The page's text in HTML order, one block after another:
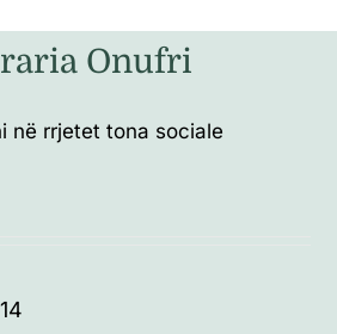
Onufri
në rrjetet tona sociale